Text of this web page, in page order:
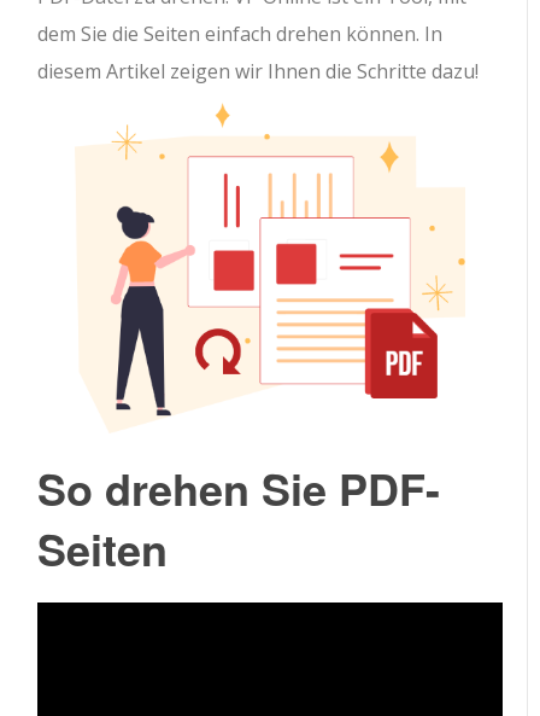
dem Sie die Seiten einfach drehen können. In
diesem Artikel zeigen wir Ihnen die Schritte dazu!
So drehen Sie PDF-
Seiten